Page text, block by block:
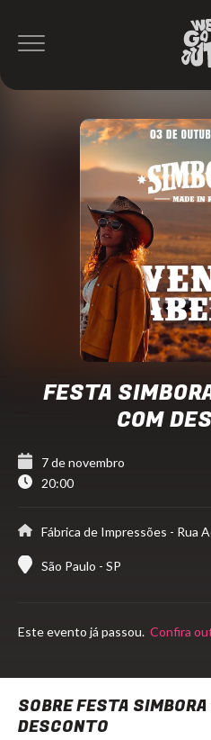
Soul
https://
FESTA
COM
7 de novembro
20:00
Fábrica de Impressões - Rua
São Paulo - SP
Este evento já passou. Confira
SOBRE FESTA
DESCONTO